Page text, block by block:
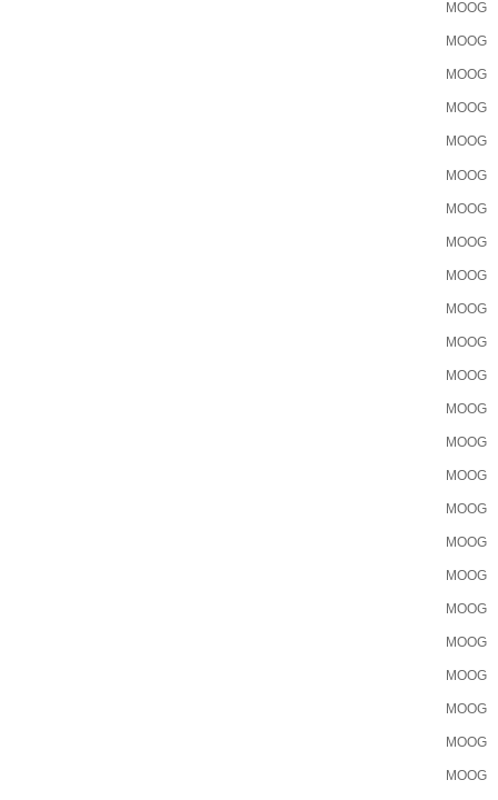
MOOG
MOOG
MOOG
MOOG
MOOG
MOOG
MOOG
MOOG
MOOG
MOOG
MOOG
MOOG
MOOG
MOOG
MOOG
MOOG
MOOG
MOOG
MOOG
MOOG
MOOG
MOOG
MOOG
MOOG